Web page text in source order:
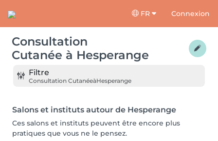
FR Connexion
Consultation
Cutanée à Hesperange
Filtre
Consultation CutanéeàHesperange
Salons et instituts autour de Hesperange
Ces salons et instituts peuvent être encore plus
pratiques que vous ne le pensez.